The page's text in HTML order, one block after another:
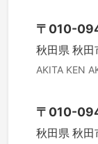
〒 010-
秋田県 秋田
AKITA KEN
〒 010-
秋田県 秋田